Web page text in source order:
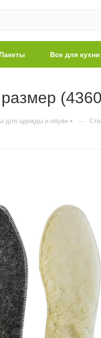
Пакеты Все для кухни
для одежды и обуви —